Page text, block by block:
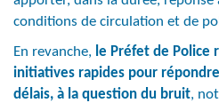
conditions de circulation et de
En revanche, le Préfet de Police
initiatives rapides pour
délais, à la question du bruit,